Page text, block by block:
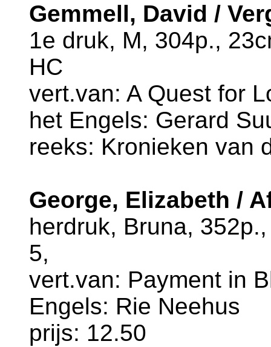
Gemmell, David /
1e druk, M, 304p.,
HC
vert.van: A Quest for
het Engels: Gerard
reeks: Kronieken van
George, Elizabeth /
herdruk, Bruna,
5,
vert.van: Payment in
Engels: Rie Neehus
prijs: 12.50